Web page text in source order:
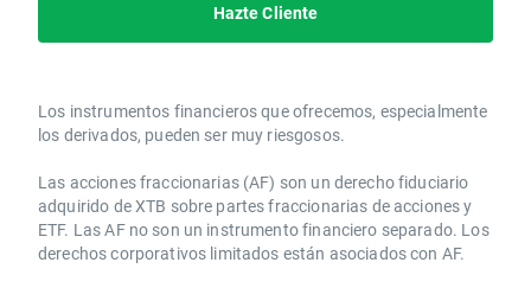
Hazte Cliente
Los instrumentos financieros que ofrecemos, especialmente
los derivados, pueden ser muy riesgosos.
Las acciones fraccionarias (AF) son un derecho fiduciario
adquirido de XTB sobre partes fraccionarias de acciones y
ETF. Las AF no son un instrumento financiero separado. Los
derechos corporativos limitados están asociados con AF.